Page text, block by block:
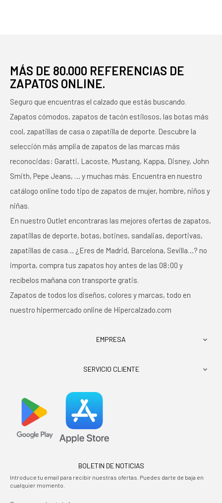
MÁS DE 80.000 REFERENCIAS DE
ZAPATOS ONLINE.
Seguro que encuentras el calzado que estás buscando.
Zapatos cómodos, zapatos de tacón estilosos, las botas más
cool, zapatillas de casa o zapatilla de deporte. Descubre la
selección más amplia de zapatos de las marcas más
reconocidas: Garatti, Lacoste, Mustang, Kappa, Disney, John
Smith, Pepe Jeans, … y muchas más. Encuentra en nuestro
catálogo online todo tipo de zapatos de mujer, hombre, niños y
niñas.
En nuestro Outlet encontraras las mejores ofertas de zapatos,
zapatillas de deporte, botas, botines, sandalias, deportivas,
zapatillas de casa… ¿Eres de Madrid, Barcelona, Sevilla…? no
importa, compra tus zapatos hoy antes de las 08:00 y
recíbelos mañana con transporte gratis.
Zapatos de todos los diseños, colores y marcas, todo en
nuestro hipermercado online de Hipercalzado.com
EMPRESA 
SERVICIO CLIENTE 
BOLETIN DE NOTICIAS
Introduce tu email para recibir nuestras ofertas. Puedes darte de baja en
cualquier momento.